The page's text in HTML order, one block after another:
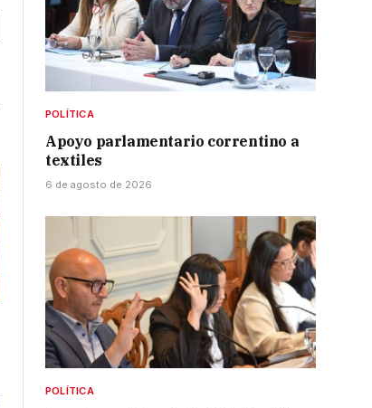
POLÍTICA
Apoyo parlamentario correntino a
textiles
6 de agosto de 2026
POLÍTICA